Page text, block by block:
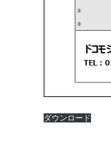
ダウンロード